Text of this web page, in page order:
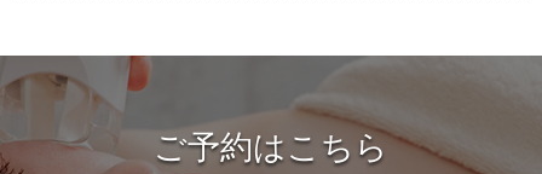
ご予約はこちら